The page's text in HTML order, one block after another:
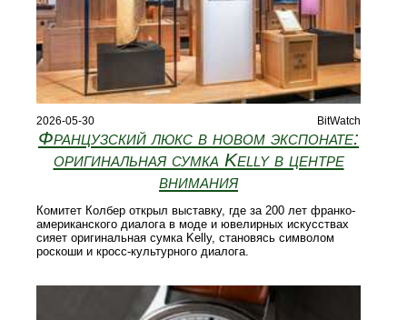
2026-05-30 BitWatch
Французский люкс в новом экспонате:
оригинальная сумка Kelly в центре
внимания
Комитет Колбер открыл выставку, где за 200 лет франко-
американского диалога в моде и ювелирных искусствах
сияет оригинальная сумка Kelly, становясь символом
роскоши и кросс-культурного диалога.